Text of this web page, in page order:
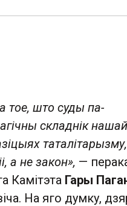
тое, што суды па-
складнік нашай
таталітарызму,
а не закон», —
Камітэта Гары
На яго думку,